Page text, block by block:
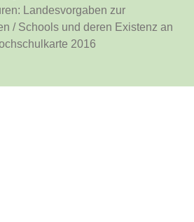
Landesvorgaben zur
/ Schools und deren Existenz an
2016